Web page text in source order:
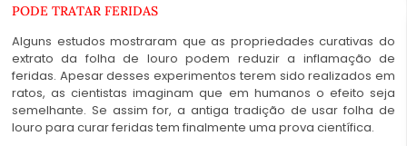
PODE TRATAR FERIDAS
Alguns estudos mostraram que as propriedades curativas do
extrato da folha de louro podem reduzir a inflamação de
feridas. Apesar desses experimentos terem sido realizados em
ratos, as cientistas imaginam que em humanos o efeito seja
semelhante. Se assim for, a antiga tradição de usarfolha de
louro para curar feridas tem finalmente uma prova científica.